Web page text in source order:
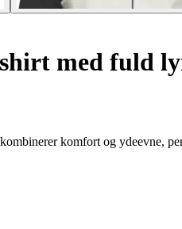
med fuld
komfort og ydeevne,